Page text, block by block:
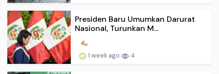
Presiden Baru Umumkan Darurat
Nasional, Turunkan M...
1 week ago 4